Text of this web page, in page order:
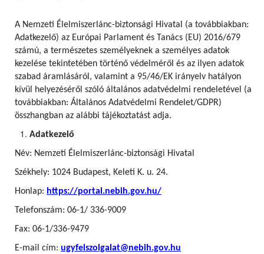
A Nemzeti Élelmiszerlánc-biztonsági Hivatal (a továbbiakban:
Adatkezelő) az Európai Parlament és Tanács (EU) 2016/679
számú, a természetes személyeknek a személyes adatok
kezelése tekintetében történő védelméről és az ilyen adatok
szabad áramlásáról, valamint a 95/46/EK irányelv hatályon
kívül helyezéséről szóló általános adatvédelmi rendeletével (a
továbbiakban: Általános Adatvédelmi Rendelet/GDPR)
összhangban az alábbi tájékoztatást adja.
Adatkezelő
Név: Nemzeti Élelmiszerlánc-biztonsági Hivatal
Székhely: 1024 Budapest, Keleti K. u. 24.
Honlap: https://portal.nebih.gov.hu/
Telefonszám: 06-1/ 336-9009
Fax: 06-1/336-9479
E-mail cím: ugyfelszolgalat@nebih.gov.hu